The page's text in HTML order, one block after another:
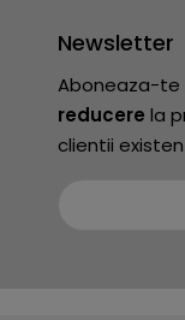
Newsletter
Aboneaza-te
reducere la
clientii